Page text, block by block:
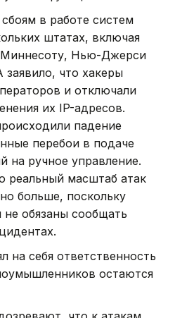
в работе систем
штатах, включая
Нью-Джерси
что хакеры
и отключали
их IP-адресов.
падение
перебои в подаче
на ручное управление.
реальный масштаб атак
больше, поскольку
обязаны сообщать
на себя ответственность
остаются